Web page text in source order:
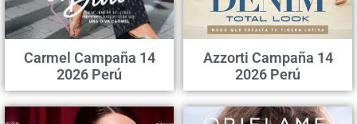
Carmel Campaña 14
2026 Perú
Azzorti Campaña 14
2026 Perú